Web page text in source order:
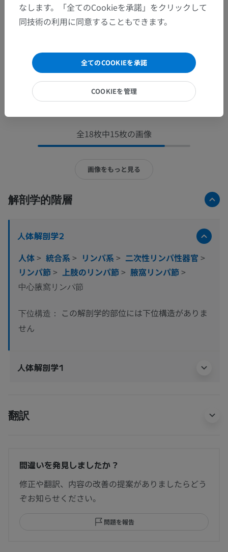
全18枚中15枚の画像
画像をもっと見る
解剖学的階層
人体解剖学2
人体> 統合系> リンパ系> 二次性リンパ性器官 >
リンパ節> 上肢のリンパ節> 腋窩リンパ節>
中心腋窩リンパ節
下位構造：
この解剖学的部位には下位構造がありま
せん
人体解剖学1
翻訳
間違いを発見しましたか？
修正や翻訳、内容の改善の提案がありましたらどう
ぞお知らせください。
問題を報告
なします。「全てのCookieを承諾」をクリックして
同技術の利用に同意することもできます。
全てのCOOKIEを承諾
COOKIEを管理